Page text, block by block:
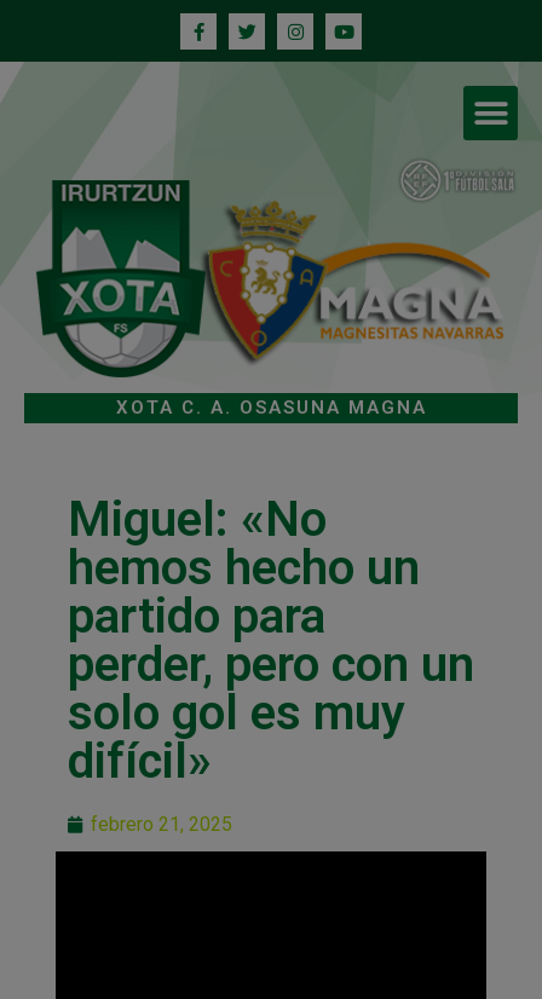
XOTA C. A. OSASUNA MAGNA
Miguel: «No
hemos hecho un
partido para
perder, pero con un
solo gol es muy
difícil»
febrero 21, 2025